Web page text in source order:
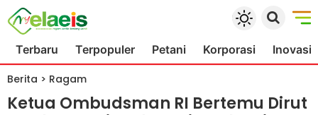
Terbaru Terpopuler Petani Korporasi Inovasi
Berita > Ragam
Ketua Ombudsman RI Bertemu Dirut